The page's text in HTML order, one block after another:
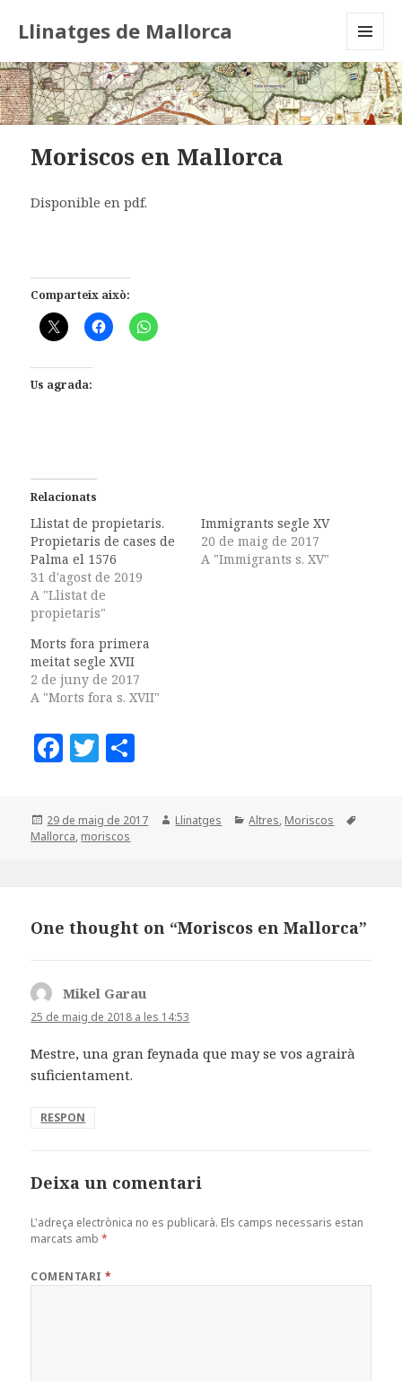
Llinatges de Mallorca
AND
WIDGETS
Moriscos en Mallorca
Disponible en pdf.
Comparteix això:
Us agrada:
Relacionats
Llistat de propietaris.
Propietaris de cases de
Palma el 1576
31 d'agost de 2019
A "Llistat de
propietaris"
Immigrants segle XV
20 de maig de 2017
A "Immigrants s. XV"
Morts fora primera
meitat segle XVII
2 de juny de 2017
A "Morts fora s. XVII"
F
c
e
o
T
it
te p
ei
Posted
on
29 de maig de 2017 Author
Llinatges Categories
Altres, Moriscos
Mallorca, moriscos
One thought on “Moriscos en Mallorca”
Mikel Garau
dit:
25 de maig de 2018 a les 14:53
Mestre, una gran feynada que may se vos agrairà
suficientament.
RESPON
Deixa un comentari
L'adreça electrònica no es publicarà. Els camps necessaris estan
marcats amb*
COMENTARI*